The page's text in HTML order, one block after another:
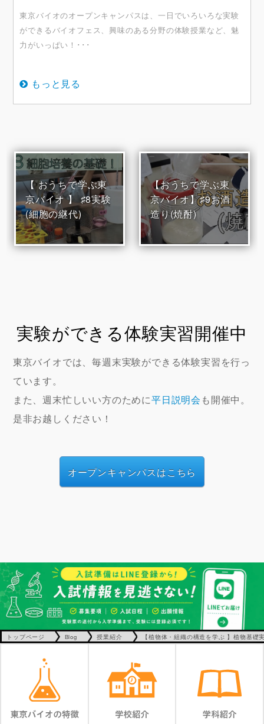
東京バイオのオープンキャンパスは、一日でいろいろな実験
ができるバイオフェス、興味のある分野の体験授業など、魅
力がいっぱい！･･･
もっと見る
【 おうちで学ぶ東
京バイオ 】 ♯8実験
(細胞の継代)
【おうちで学ぶ東
京バイオ】♯9お酒
造り(焼酎)
実験ができる体験実習開催中
東京バイオでは、毎週末実験ができる体験実習を行っ
ています。
また、週末忙しいい方のために平日説明会 も開催中。
是非お越しください！
オープンキャンパスはこちら
トップページ Blog 授業紹介 【植物体・組織の構造を学ぶ 】植物基礎